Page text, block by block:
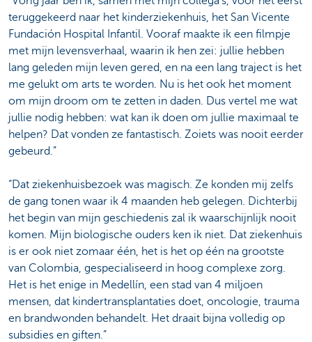
teruggekeerd naar het kinderziekenhuis, het San Vicente
Fundación Hospital Infantil. Vooraf maakte ik een filmpje
met mijn levensverhaal, waarin ik hen zei: jullie hebben
lang geleden mijn leven gered, en na een lang traject is het
me gelukt om arts te worden. Nu is het ook het moment
om mijn droom om te zetten in daden. Dus vertel me wat
jullie nodig hebben: wat kan ik doen om jullie maximaal te
helpen? Dat vonden ze fantastisch. Zoiets was nooit eerder
gebeurd.”
“Dat ziekenhuisbezoek was magisch. Ze konden mij zelfs
de gang tonen waar ik 4 maanden heb gelegen. Dichterbij
het begin van mijn geschiedenis zal ik waarschijnlijk nooit
komen. Mijn biologische ouders ken ik niet. Dat ziekenhuis
is er ook niet zomaar één, het is het op één na grootste
van Colombia, gespecialiseerd in hoog complexe zorg.
Het is het enige in Medellín, een stad van 4 miljoen
mensen, dat kindertransplantaties doet, oncologie, trauma
en brandwonden behandelt. Het draait bijna volledig op
subsidies en giften.”